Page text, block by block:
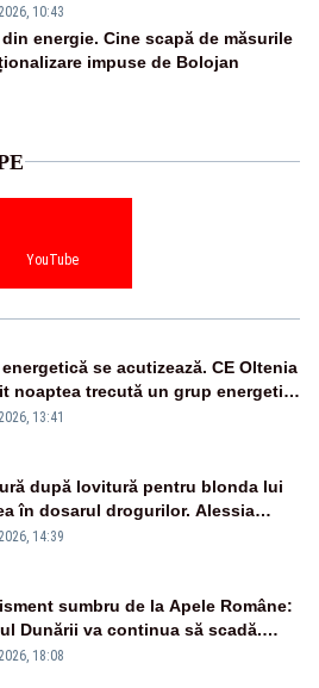
10:43
din energie. Cine scapă de măsurile
impuse de Bolojan
YouTube
se acutizează. CE Oltenia
noaptea trecută un grup energetic
13:41
după lovitură pentru blonda lui
în dosarul drogurilor. Alessia
explică decizia magistraților
14:39
sumbru de la Apele Române:
Dunării va continua să scadă.
s-ar putea închide în 4 zile
18:08